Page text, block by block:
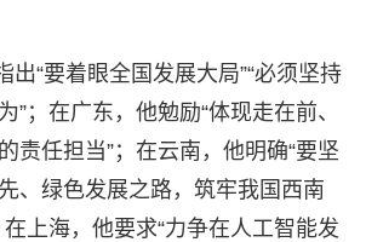
出“要着眼全国发展大局”“必须坚持
”；在广东，他勉励“体现走在前、
责任担当”；在云南，他明确“要坚
、绿色发展之路，筑牢我国西南
上海，他要求“力争在人工智能发